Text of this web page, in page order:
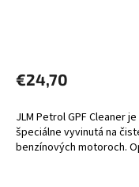
€24,70
JLM Petrol GPF Cleaner
špeciálne vyvinutá na
benzínových motoroch.